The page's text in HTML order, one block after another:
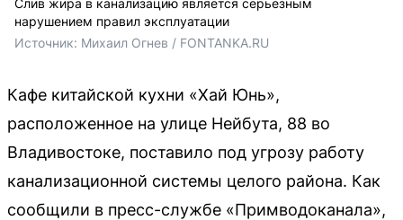
нарушением правил эксплуатации
Источник: Михаил Огнев / FONTANKA.RU
Кафе китайской кухни «Хай Юнь»,
расположенное на улице Нейбута, 88 во
Владивостоке, поставило под угрозу работу
канализационной системы целого района. Как
сообщили в пресс-службе «Примводоканала»,